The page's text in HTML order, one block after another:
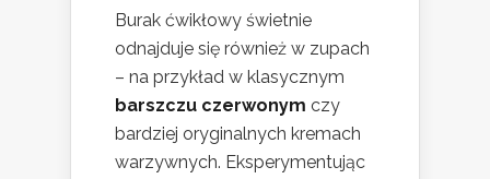
Burak ćwikłowy świetnie
odnajduje się również w zupach
– na przykład w klasycznym
barszczu czerwonym czy
bardziej oryginalnych kremach
warzywnych. Eksperymentując